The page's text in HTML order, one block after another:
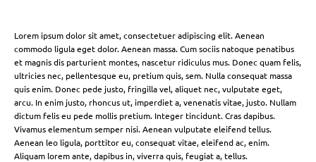
Lorem ipsum dolor sit amet, consectetuer adipiscing elit. Aenean
commodo ligula eget dolor. Aenean massa. Cum sociis natoque penatibus
et magnis dis parturient montes, nascetur ridiculus mus. Donec quam felis,
ultricies nec, pellentesque eu, pretium quis, sem. Nulla consequat massa
quis enim. Donec pede justo, fringilla vel, aliquet nec, vulputate eget,
arcu. In enim justo, rhoncus ut, imperdiet a, venenatis vitae, justo. Nullam
dictum felis eu pede mollis pretium. Integer tincidunt. Cras dapibus.
Vivamus elementum semper nisi. Aenean vulputate eleifend tellus.
Aenean leo ligula, porttitor eu, consequat vitae, eleifend ac, enim.
Aliquam lorem ante, dapibus in, viverra quis, feugiat a, tellus.